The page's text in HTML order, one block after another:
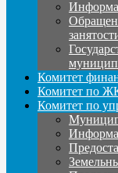
Комитет
Комитет по
Комитет по